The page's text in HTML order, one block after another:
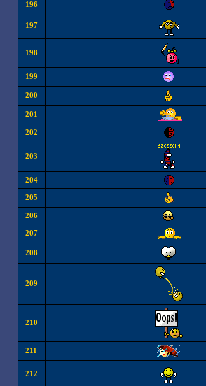
196
197
198
199
200
201
202
203
204
205
206
207
208
209
210
211
212